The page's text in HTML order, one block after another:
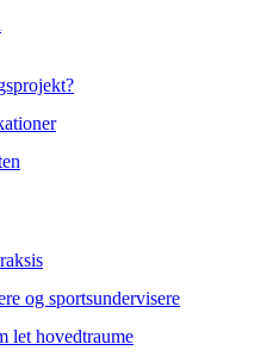
og sportsundervisere
let hovedtraume